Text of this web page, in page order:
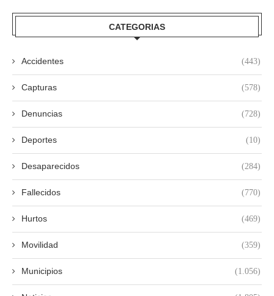
CATEGORIAS
Accidentes (443)
Capturas (578)
Denuncias (728)
Deportes (10)
Desaparecidos (284)
Fallecidos (770)
Hurtos (469)
Movilidad (359)
Municipios (1.056)